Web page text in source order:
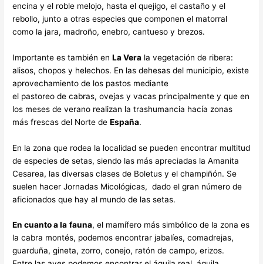
encina y el roble melojo, hasta el quejigo, el castaño y el
rebollo, junto a otras especies que componen el matorral
como la jara, madroño, enebro, cantueso y brezos.
Importante es también enLa Vera la vegetación de ribera:
alisos, chopos y helechos. En las dehesas del municipio, existe
aprovechamiento de los pastos mediante
el pastoreo de cabras, ovejas y vacas principalmente y que en
los meses de verano realizan la trashumancia hacía zonas
más frescas del Norte deEspaña.
En la zona que rodea la localidad se pueden encontrar multitud
de especies de setas, siendo las más apreciadas la Amanita
Cesarea, las diversas clases de Boletus y el champiñón. Se
suelen hacer Jornadas Micológicas, ​ dado el gran número de
aficionados que hay al mundo de las setas.
En cuanto a la fauna, el mamífero más simbólico de la zona es
la cabra montés, podemos encontrar jabalíes, comadrejas,
guarduña, gineta, zorro, conejo, ratón de campo, erizos.